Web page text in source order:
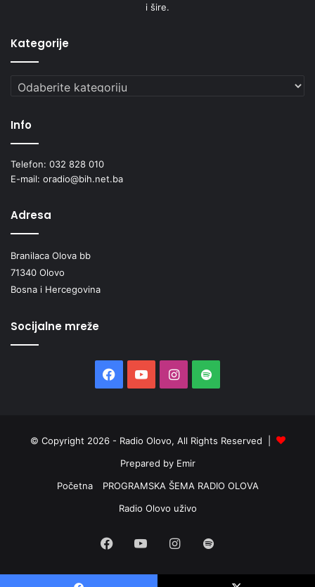
i šire.
Kategorije
Kategorije
Info
Telefon: 032 828 010
E-mail: oradio@bih.net.ba
Adresa
Branilaca Olova bb
71340 Olovo
Bosna i Hercegovina
Socijalne mreže
Facebook
YouTubeInstagram
Spotify
© Copyright 2026 - Radio Olovo, All Rights Reserved |
Prepared by Emir
Početna
PROGRAMSKA ŠEMA RADIO OLOVA
Radio Olovo uživo
Facebook
YouTubeInstagram
Spotify